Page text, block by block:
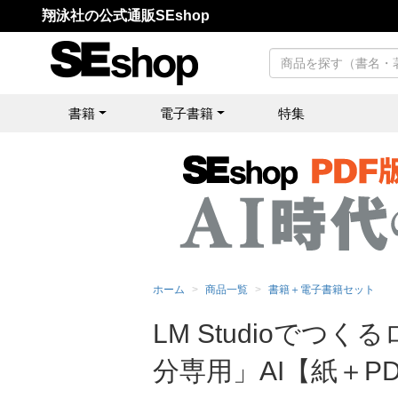
翔泳社の公式通販SEshop
書籍 電子書籍 特集
ホーム 商品一覧 書籍＋電子書籍セット
LM Studioでつくる
分専用」AI【紙＋